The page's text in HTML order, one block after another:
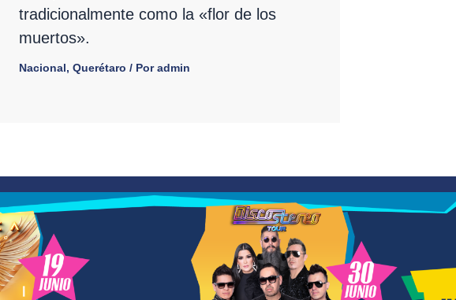
tradicionalmente como la «flor de los
muertos».
Nacional, Querétaro / Poradmin